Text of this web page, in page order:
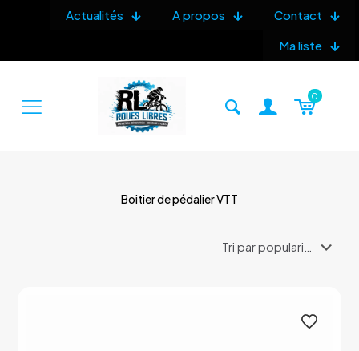
Actualités A propos
Contact
Ma liste
0
Boitier de pédalier VTT